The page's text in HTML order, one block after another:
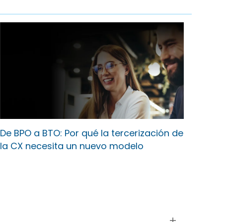
De BPO a BTO: Por qué la tercerización de
la CX necesita un nuevo modelo